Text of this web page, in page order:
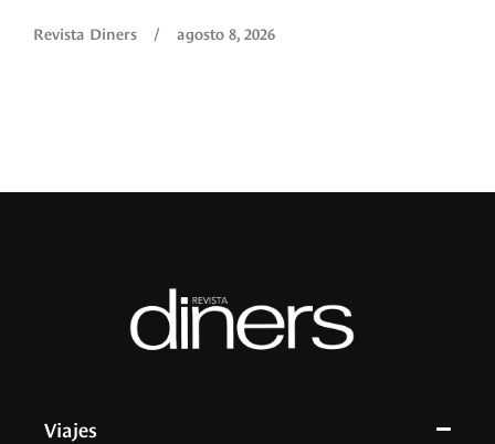
Revista Diners / agosto 8, 2026
Viajes